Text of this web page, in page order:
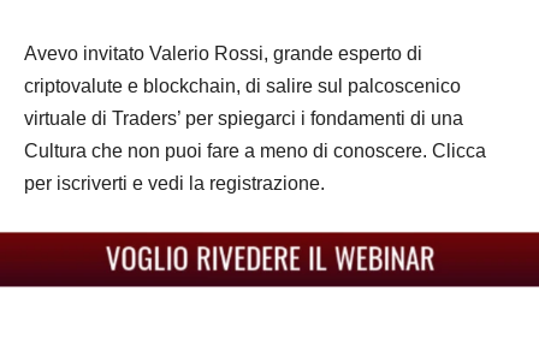
Avevo invitato Valerio Rossi, grande esperto di
criptovalute e blockchain, di salire sul palcoscenico
virtuale di Traders’ per spiegarci i fondamenti di una
Cultura che non puoi fare a meno di conoscere. Clicca
per iscriverti e vedi la registrazione.